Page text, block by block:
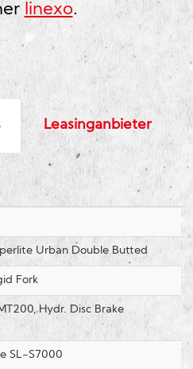
linexo.
Leasinganbieter
Urban Double Butted
Fork
Hydr. Disc Brake
SL-S7000